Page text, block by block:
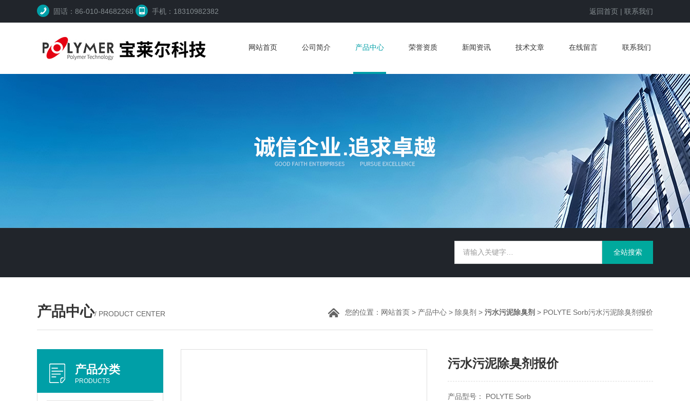
固话：86-010-84682268 手机：18310982382 返回首页 | 联系我们
网站首页 公司简介 产品中心 荣誉资质 新闻资讯 技术文章 在线留言 联系我们
产品中心/ PRODUCT CENTER 您的位置： 网站首页 > 产品中心 > 除臭剂 > 污水污泥除臭剂 > POLYTE Sorb污水污泥除臭剂报价
产品分类
PRODUCTS
污水污泥除臭剂报价
产品型号： POLYTE Sorb